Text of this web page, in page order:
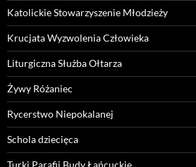
Katolickie Stowarzyszenie Młodzieży
Krucjata Wyzwolenia Człowieka
Liturgiczna Służba Ołtarza
Żywy Różaniec
Rycerstwo Niepokalanej
Schola dziecięca